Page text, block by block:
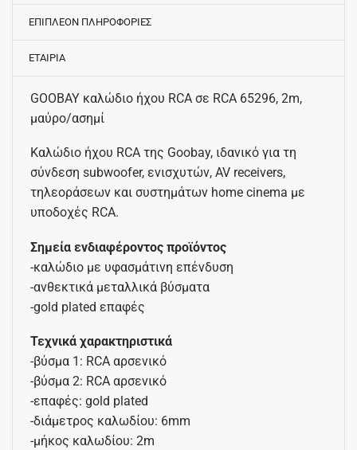
ΕΠΙΠΛΕΟΝ ΠΛΗΡΟΦΟΡΙΕΣ
ΕΤΑΙΡΙΑ
GOOBAY καλώδιο ήχου RCA σε RCA 65296, 2m,
μαύρο/ασημί
Καλώδιο ήχου RCA της Goobay, ιδανικό για τη
σύνδεση subwoofer, ενισχυτών, AV receivers,
τηλεοράσεων και συστημάτων home cinema με
υποδοχές RCA.
Σημεία ενδιαφέροντος προϊόντος
-καλώδιο με υφασμάτινη επένδυση
-ανθεκτικά μεταλλικά βύσματα
-gold plated επαφές
Τεχνικά χαρακτηριστικά
-βύσμα 1: RCA αρσενικό
-βύσμα 2: RCA αρσενικό
-επαφές: gold plated
-διάμετρος καλωδίου: 6mm
-μήκος καλωδίου: 2m